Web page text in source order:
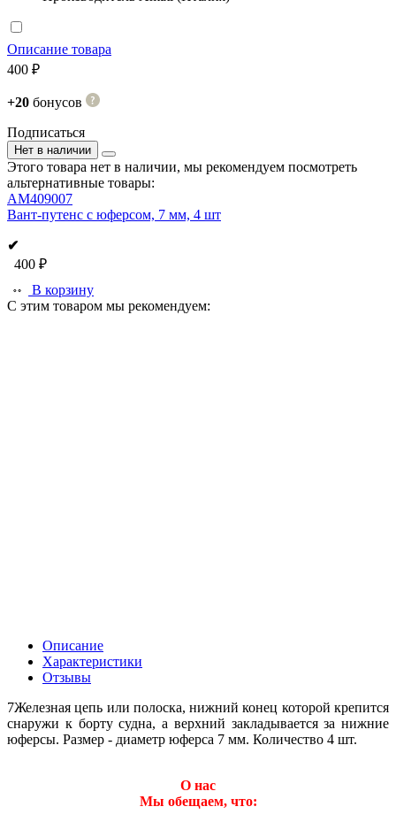
Описание товара
400 ₽
+20 бонусов
Подписаться
Нет в наличии
Этого товара нет в наличии, мы рекомендуем посмотреть
альтернативные товары:
AM409007
Вант-путенс с юферсом, 7 мм, 4 шт
✔
400 ₽
В корзину
С этим товаром мы рекомендуем:
Описание
Характеристики
Отзывы
7Железная цепь или полоска, нижний конец которой крепится
снаружи к борту судна, а верхний закладывается за нижние
юферсы. Размер - диаметр юферса 7 мм. Количество 4 шт.
О нас
Мы обещаем, что: